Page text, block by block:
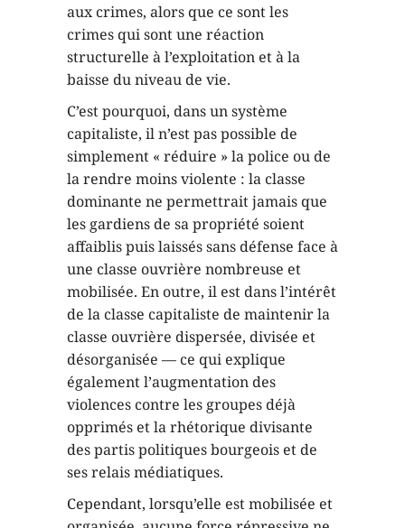
aux crimes, alors que ce sont les
crimes qui sont une réaction
structurelle à l’exploitation et à la
baisse du niveau de vie.
C’est pourquoi, dans un système
capitaliste, il n’est pas possible de
simplement « réduire » la police ou de
la rendre moins violente : la classe
dominante ne permettrait jamais que
les gardiens de sa propriété soient
affaiblis puis laissés sans défense face à
une classe ouvrière nombreuse et
mobilisée. En outre, il est dans l’intérêt
de la classe capitaliste de maintenir la
classe ouvrière dispersée, divisée et
désorganisée — ce qui explique
également l’augmentation des
violences contre les groupes déjà
opprimés et la rhétorique divisante
des partis politiques bourgeois et de
ses relais médiatiques.
Cependant, lorsqu’elle est mobilisée et